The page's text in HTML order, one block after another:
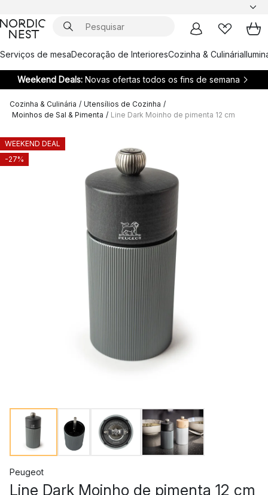
Serviços de mesaDecoração de InterioresCozinha & Culinária
Weekend Deals: Novas ofertas todos os fins de semana
Cozinha & Culinária / Utensílios de Cozinha /
Moinhos de Sal & Pimenta / Line Dark Moinho de pimenta 12 cm
WEEKEND DEAL
-27%
Peugeot
Line Dark Moinho de pimenta 12 cm